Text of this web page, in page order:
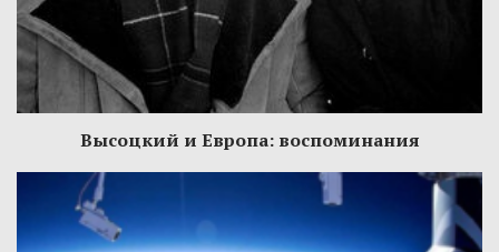
Высоцкий и Европа: воспоминания